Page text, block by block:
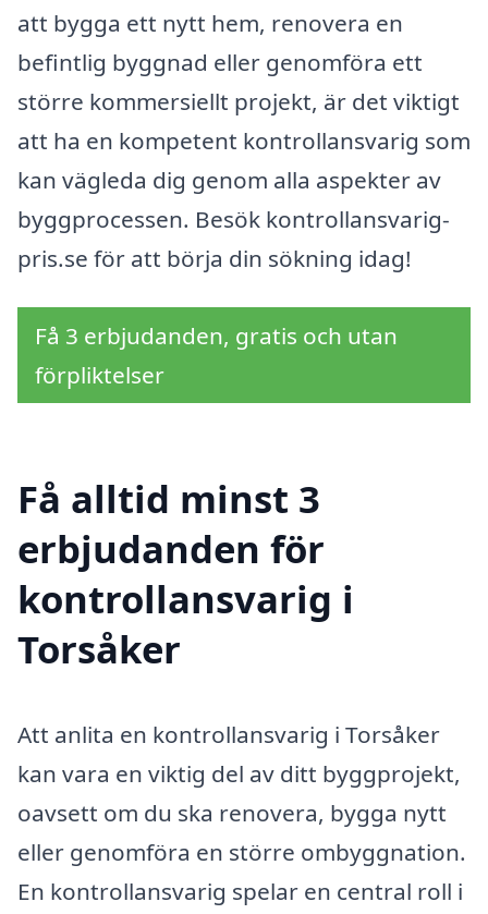
att bygga ett nytt hem, renovera en
befintlig byggnad eller genomföra ett
större kommersiellt projekt, är det viktigt
att ha en kompetent kontrollansvarig som
kan vägleda dig genom alla aspekter av
byggprocessen. Besök kontrollansvarig-
pris.se för att börja din sökning idag!
Få 3 erbjudanden, gratis och utan
förpliktelser
Få alltid minst 3
erbjudanden för
kontrollansvarig i
Torsåker
Att anlita en kontrollansvarig i Torsåker
kan vara en viktig del av ditt byggprojekt,
oavsett om du ska renovera, bygga nytt
eller genomföra en större ombyggnation.
En kontrollansvarig spelar en central roll i